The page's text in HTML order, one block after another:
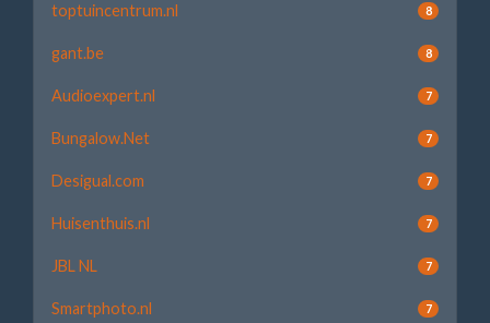
toptuincentrum.nl 8
gant.be 8
Audioexpert.nl 7
Bungalow.Net 7
Desigual.com 7
Huisenthuis.nl 7
JBL NL 7
Smartphoto.nl 7